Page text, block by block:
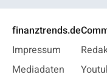
finanztrends.de
Impressum
Mediadaten